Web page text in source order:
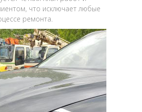
что исключает любые
ремонта.